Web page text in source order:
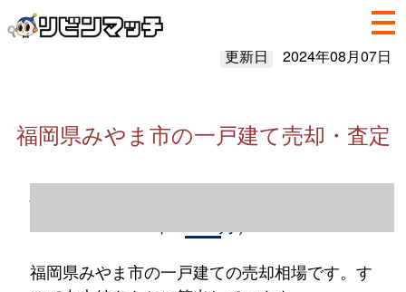
更新日 2024年08月07日
福岡県みやま市の一戸建て売却・査定
福岡県みやま市の一戸建て売却情報（2023
福岡県みやま市の一戸建ての売却相場です。す